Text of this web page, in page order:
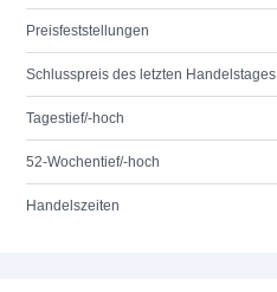
Preisfeststellungen
Schlusspreis des letzten Handelstages
Tagestief/-hoch
52-Wochentief/-hoch
Handelszeiten